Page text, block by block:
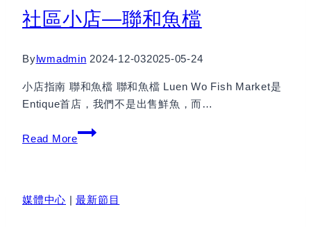
構
參
活
化
項
為
提
社區小店—聯和魚檔
Bylwmadmin 2024-12-032025-05-24
小店指南 聯和魚檔 聯和魚檔 Luen Wo Fish Market是
Entique首店，我們不是出售鮮魚，而…
Read More
社
—
媒體中心 |最新節目